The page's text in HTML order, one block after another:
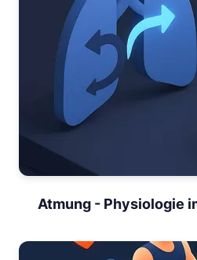
Atmung - Physiologie